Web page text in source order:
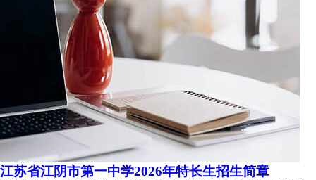
江苏省江阴市第一中学2026年特长生招生简章